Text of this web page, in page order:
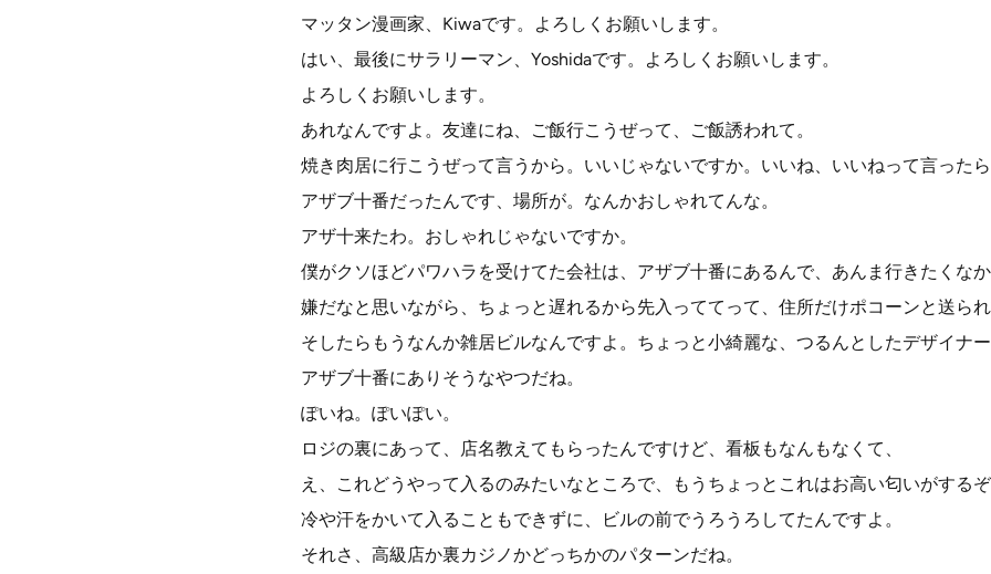
マッタン漫画家、Kiwaです。よろしくお願いします。
はい、最後にサラリーマン、Yoshidaです。よろしくお願いします。
よろしくお願いします。
あれなんですよ。友達にね、ご飯行こうぜって、ご飯誘われて。
焼き肉居に行こうぜって言うから。いいじゃないですか。いいね、いいねって言ったら
アザブ十番だったんです、場所が。なんかおしゃれてんな。
アザ十来たわ。おしゃれじゃないですか。
僕がクソほどパワハラを受けてた会社は、アザブ十番にあるんで、あんま行きたくなか
嫌だなと思いながら、ちょっと遅れるから先入っててって、住所だけポコーンと送られ
そしたらもうなんか雑居ビルなんですよ。ちょっと小綺麗な、つるんとしたデザイナー
アザブ十番にありそうなやつだね。
ぽいね。ぽいぽい。
ロジの裏にあって、店名教えてもらったんですけど、看板もなんもなくて、
え、これどうやって入るのみたいなところで、もうちょっとこれはお高い匂いがするぞ
冷や汗をかいて入ることもできずに、ビルの前でうろうろしてたんですよ。
それさ、高級店か裏カジノかどっちかのパターンだね。